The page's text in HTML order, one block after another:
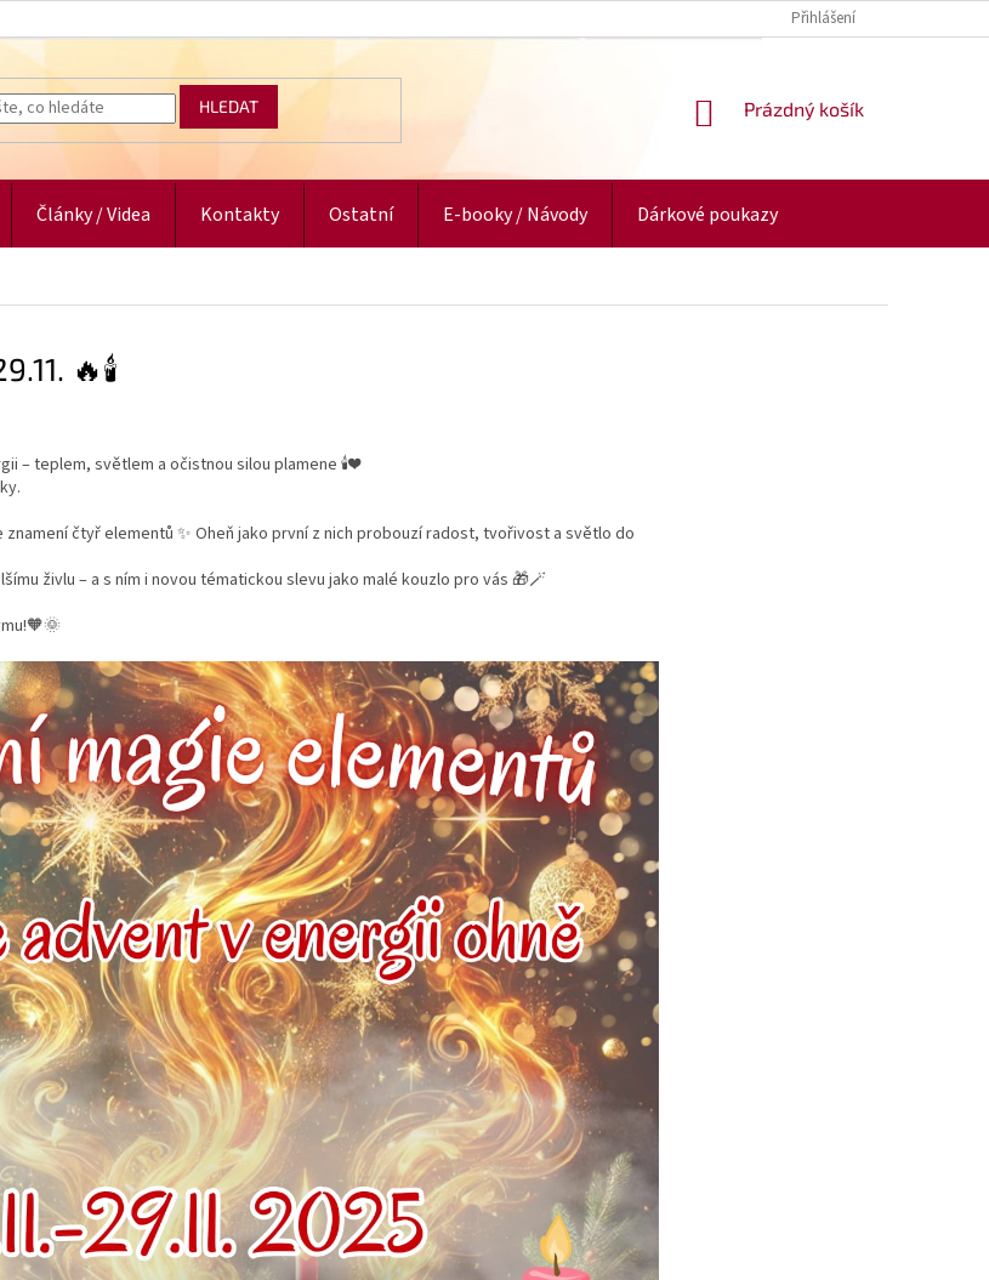
Přihlášení
HLEDAT
NÁKUPNÍ
Prázdný košík
Články / Videa Kontakty Ostatní E-booky / Návody Dárkové poukazy
🔥🕯️
– teplem, světlem a očistnou silou plamene 🕯️❤️
čtyř elementů ✨ Oheň jako první z nich probouzí radost, tvořivost a světlo do
živlu – a s ním i novou tématickou slevu jako malé kouzlo pro vás 🎁🪄